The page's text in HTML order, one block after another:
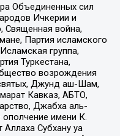
Объединенных сил
Ичкерии и
Священная война,
Партия исламского
группа,
Туркестана,
возрождения
Джунд аш-Шам,
Кавказ, АБТО,
Джабха аль-
имени К.
Субхану уа